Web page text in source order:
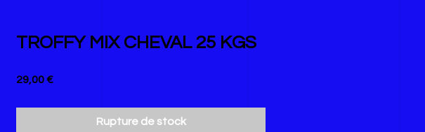
TROFFY MIX CHEVAL 25 KGS
29,00 €Prix
Rupture de stock